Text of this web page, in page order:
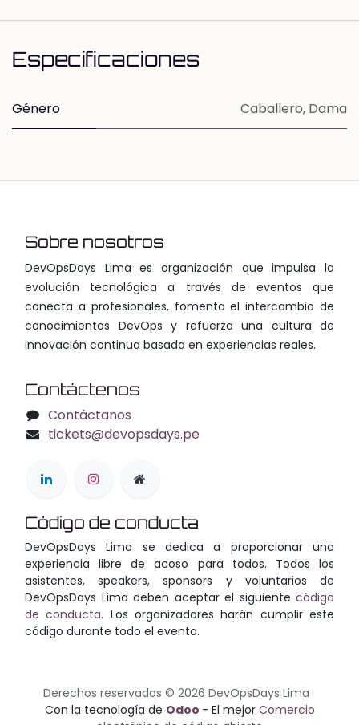
Especificaciones
Género Caballero, Dama
Sobre nosotros
DevOpsDays Lima es organización que impulsa la
evolución tecnológica a través de eventos que
conecta a profesionales, fomenta el intercambio de
conocimientos DevOps y refuerza una cultura de
innovación continua basada en experiencias reales.
Contáctenos
Contáctanos
tickets@devopsdays.pe
Código de conducta
DevOpsDays Lima se dedica a proporcionar una
experiencia libre de acoso para todos. Todos los
asistentes, speakers, sponsors y voluntarios de
DevOpsDays Lima deben aceptar el siguiente código
de conducta. Los organizadores harán cumplir este
código durante todo el evento.
Derechos reservados © 2026 DevOpsDays Lima
Con la tecnología de Odoo - El mejor Comercio